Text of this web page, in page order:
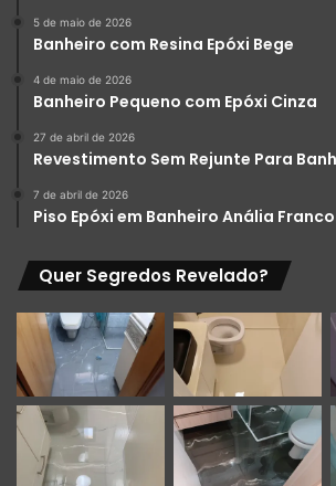
procure um profissional para reparar
Por que Escolher o Porcelanato
O porcelanato líquido 3D é uma escolha
personalizar ambientes com um
Tendências e Inovações
O mercado de porcelanato líquido está
evolução. As tecnologias mais recentes
Efeitos Luminosos: Resinas que
refletem luz UV.
Texturas Interativas
: Superfícies
5 de maio de 2026
Banheiro com Resina Epóxi Bege
4 de maio de 2026
Banheiro Pequeno com Epóxi Cinza
27 de abril de 2026
Revestimento Sem Rejunte Para
7 de abril de 2026
Piso Epóxi em Banheiro Anália Franco
Quer Segredos Revelado?